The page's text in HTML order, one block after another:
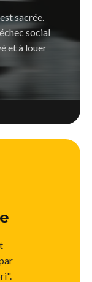
sacrée.
social
et à louer